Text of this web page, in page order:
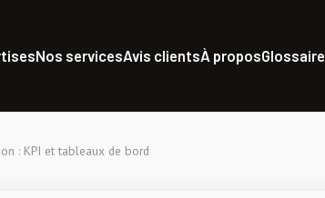
Nos servicesAvis clientsÀ proposGlossaire
: KPI et tableaux de bord